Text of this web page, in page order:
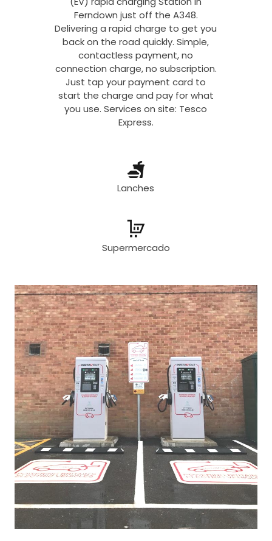
Ferndown just off the A348.
Delivering a rapid charge to get you
back on the road quickly. Simple,
contactless payment, no
connection charge, no subscription.
Just tap your payment card to
start the charge and pay for what
you use. Services on site: Tesco
Express.
Lanches
Supermercado